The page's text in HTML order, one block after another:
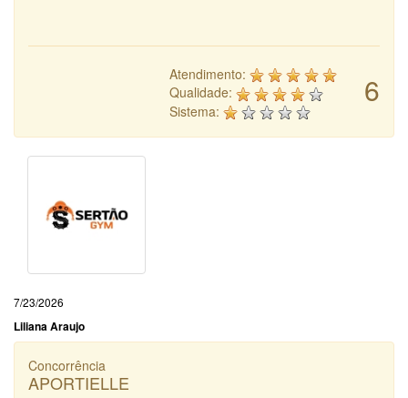
6
Atendimento:
Qualidade:
Sistema:
7/23/2026
Liliana Araujo
Concorrência
APORTIELLE